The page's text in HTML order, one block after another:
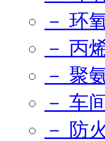
－ 环
－ 丙
－ 聚
－ 车
－ 防